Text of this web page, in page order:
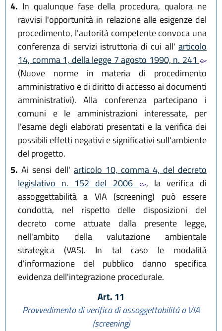
4. In qualunque fase della procedura, qualora ne
ravvisi l'opportunità in relazione alle esigenze del
procedimento, l'autorità competente convoca una
conferenza di servizi istruttoria di cui all' articolo
14, comma 1, della legge 7 agosto 1990, n. 241
(Nuove norme in materia di procedimento
amministrativo e di diritto di accesso ai documenti
amministrativi). Alla conferenza partecipano i
comuni e le amministrazioni interessate, per
l'esame degli elaborati presentati e la verifica dei
possibili effetti negativi e significativi sull'ambiente
del progetto.
5. Ai sensi dell' articolo 10, comma 4, del decreto
legislativo n. 152 del 2006
, la verifica di
assoggettabilità a VIA (screening) può essere
condotta, nel rispetto delle disposizioni del
decreto come attuate dalla presente legge,
nell'ambito della valutazione ambientale
strategica (VAS). In tal caso le modalità
d'informazione del pubblico danno specifica
evidenza dell'integrazione procedurale.
Art. 11
Provvedimento di verifica di assoggettabilità a VIA
(screening)